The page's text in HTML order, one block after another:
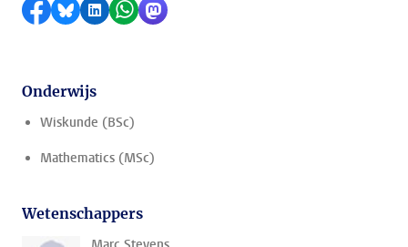
Delen op Facebook
Delen via Bluesky
Delen op LinkedIn
Delen via WhatsApp
Delen via Mastodon
Onderwijs
Wiskunde (BSc)
Mathematics (MSc)
Wetenschappers